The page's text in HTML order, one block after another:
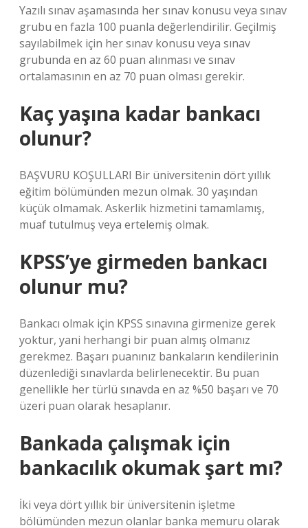
Yazılı sınav aşamasında her sınav konusu veya sınav
grubu en fazla 100 puanla değerlendirilir. Geçilmiş
sayılabilmek için her sınav konusu veya sınav
grubunda en az 60 puan alınması ve sınav
ortalamasının en az 70 puan olması gerekir.
Kaç yaşına kadar bankacı
olunur?
BAŞVURU KOŞULLARI Bir üniversitenin dört yıllık
eğitim bölümünden mezun olmak. 30 yaşından
küçük olmamak. Askerlik hizmetini tamamlamış,
muaf tutulmuş veya ertelemiş olmak.
KPSS’ye girmeden bankacı
olunur mu?
Bankacı olmak için KPSS sınavına girmenize gerek
yoktur, yani herhangi bir puan almış olmanız
gerekmez. Başarı puanınız bankaların kendilerinin
düzenlediği sınavlarda belirlenecektir. Bu puan
genellikle her türlü sınavda en az %50 başarı ve 70
üzeri puan olarak hesaplanır.
Bankada çalışmak için
bankacılık okumak şart mı?
İki veya dört yıllık bir üniversitenin işletme
bölümünden mezun olanlar banka memuru olarak